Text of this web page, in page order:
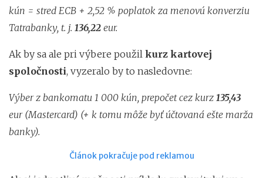
kún = stred ECB + 2,52 % poplatok za menovú konverziu
Tatrabanky, t. j. 136,22 eur.
Ak by sa ale pri výbere použil kurz kartovej
spoločnosti, vyzeralo by to nasledovne:
Výber z bankomatu 1 000 kún, prepočet cez kurz 135,43
eur (Mastercard) (+ k tomu môže byť účtovaná ešte marža
banky).
Článok pokračuje pod reklamou